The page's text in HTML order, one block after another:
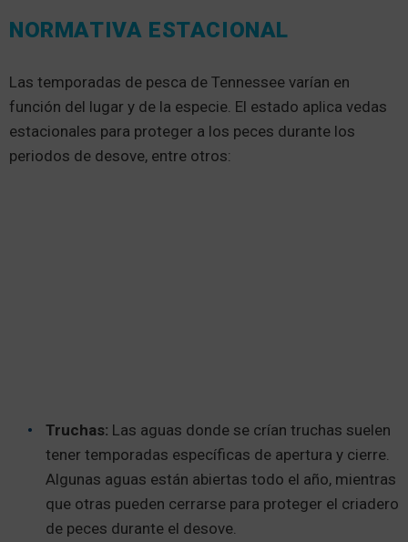
NORMATIVA ESTACIONAL
Las temporadas de pesca de Tennessee varían en
función del lugar y de la especie. El estado aplica vedas
estacionales para proteger a los peces durante los
periodos de desove, entre otros:
Truchas: Las aguas donde se crían truchas suelen
tener temporadas específicas de apertura y cierre.
Algunas aguas están abiertas todo el año, mientras
que otras pueden cerrarse para proteger el criadero
de peces durante el desove.